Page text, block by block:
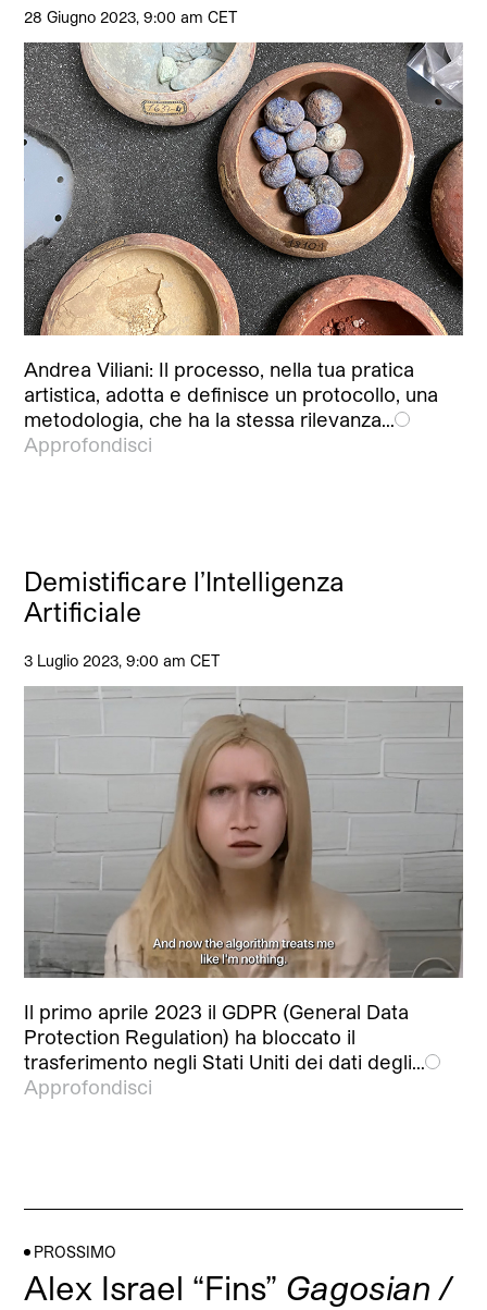
28 Giugno 2023, 9:00 am CET
Andrea Viliani: Il processo, nella tua pratica
artistica, adotta e definisce un protocollo, una
metodologia, che ha la stessa rilevanza…
Approfondisci
Demistificare l’Intelligenza
Artificiale
3 Luglio 2023, 9:00 am CET
Il primo aprile 2023 il GDPR (General Data
Protection Regulation) ha bloccato il
trasferimento negli Stati Uniti dei dati degli…
Approfondisci
PROSSIMO
Alex Israel “Fins” Gagosian /